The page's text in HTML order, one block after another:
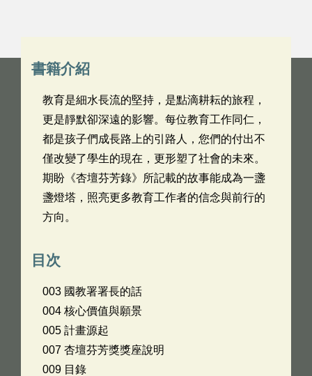
書籍介紹
教育是細水長流的堅持，是點滴耕耘的旅程，
更是靜默卻深遠的影響。每位教育工作同仁，
都是孩子們成長路上的引路人，您們的付出不
僅改變了學生的現在，更形塑了社會的未來。
期盼《杏壇芬芳錄》所記載的故事能成為一盞
盞燈塔，照亮更多教育工作者的信念與前行的
方向。
目次
003 國教署署長的話
004 核心價值與願景
005 計畫源起
007 杏壇芬芳獎獎座說明
009 目錄